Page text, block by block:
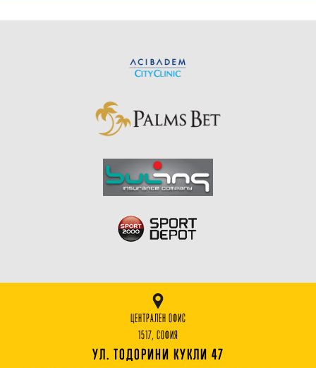
ЦЕНТРАЛЕН ОФИС
1517, СОФИЯ
УЛ. ТОДОРИНИ КУКЛИ 47